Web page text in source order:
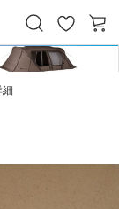
お
気
カ